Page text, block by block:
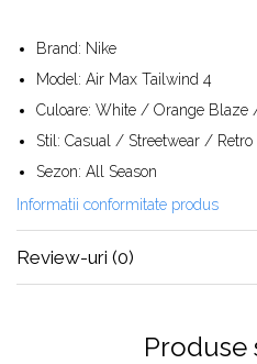
Salomon
Speedcross
X
XT-6
UGG
Disquette
Lowmel
Mini
Neumel
Brand: Nike
Model: Air Max Tailwind 4
Culoare: White / Orange Blaze
Stil: Casual / Streetwear / Retro
Sezon: All Season
Informatii conformitate produs
Review-uri (0)
Produse